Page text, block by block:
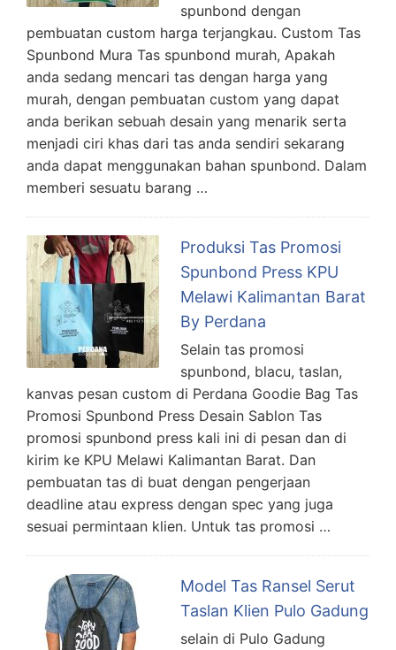
spunbond dengan
pembuatan custom harga terjangkau. Custom Tas
Spunbond Mura Tas spunbond murah, Apakah
anda sedang mencari tas dengan harga yang
murah, dengan pembuatan custom yang dapat
anda berikan sebuah desain yang menarik serta
menjadi ciri khas dari tas anda sendiri sekarang
anda dapat menggunakan bahan spunbond. Dalam
memberi sesuatu barang …
Produksi Tas Promosi
Spunbond Press KPU
Melawi Kalimantan Barat
By Perdana
Selain tas promosi
spunbond, blacu, taslan,
kanvas pesan custom di Perdana Goodie Bag Tas
Promosi Spunbond Press Desain Sablon Tas
promosi spunbond press kali ini di pesan dan di
kirim ke KPU Melawi Kalimantan Barat. Dan
pembuatan tas di buat dengan pengerjaan
deadline atau express dengan spec yang juga
sesuai permintaan klien. Untuk tas promosi …
Model Tas Ransel Serut
Taslan Klien Pulo Gadung
selain di Pulo Gadung